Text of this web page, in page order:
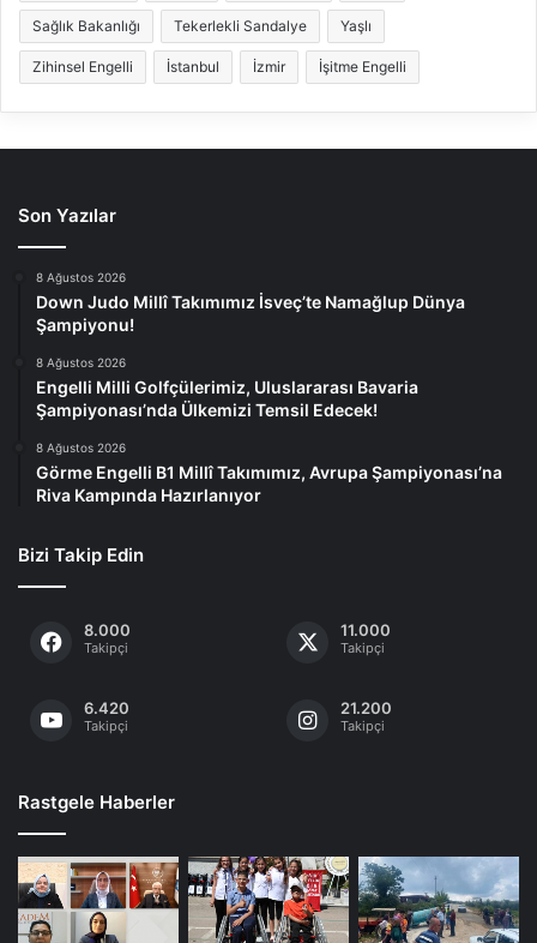
Sağlık Bakanlığı Tekerlekli Sandalye Yaşlı
Zihinsel Engelli İstanbul İzmir İşitme Engelli
Son Yazılar
8 Ağustos 2026
Down Judo Millî Takımımız İsveç’te Namağlup Dünya
Şampiyonu!
8 Ağustos 2026
Engelli Milli Golfçülerimiz, Uluslararası Bavaria
Şampiyonası’nda Ülkemizi Temsil Edecek!
8 Ağustos 2026
Görme Engelli B1 Millî Takımımız, Avrupa Şampiyonası’na
Riva Kampında Hazırlanıyor
Bizi Takip Edin
8.000
Takipçi
11.000
Takipçi
6.420
Takipçi
21.200
Takipçi
Rastgele Haberler